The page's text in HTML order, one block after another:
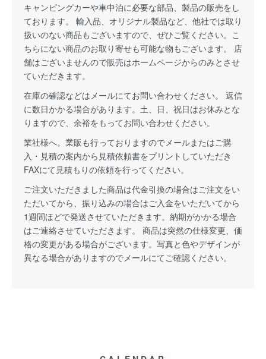
キャンピングカーや車中泊に必要な部品、製品の販売をし
ております。 輸入品、オリジナル製品など、他社では取り
扱いのない商品もございますので、ぜひご覧ください。こ
ちらにない商品のお取り寄せも可能な物もございます。 店
舗はございませんので販売はホームページからのみとさせ
ていただきます。
在庫の確認などはメールにてお問い合わせください。 返信
に数日かかる場合があります。土、日、祝日はお休みとな
りますので、余裕をもってお問い合わせください。
業社様へ。業販も行っておりますのでメールまたはご購
入・見積の案内から見積依頼書をプリントしていただき
FAXにて見積もりの依頼を行ってください。
ご注文いただきました商品は代金引換の場合はご注文をい
ただいてから、振り込みの場合はご入金をいただいてから
1週間ほどで発送させていただきます。納期がかかる場合
はご連絡させていただきます。 商品は突然の仕様変更、価
格の変更がある場合がございます。写真と色やデザインが
異なる場合がありますのでメールにてご確認ください。